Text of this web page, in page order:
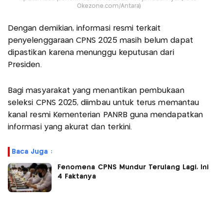
Okezone.com/Antara)
Dengan demikian, informasi resmi terkait
penyelenggaraan CPNS 2025 masih belum dapat
dipastikan karena menunggu keputusan dari
Presiden.
Bagi masyarakat yang menantikan pembukaan
seleksi CPNS 2025, diimbau untuk terus memantau
kanal resmi Kementerian PANRB guna mendapatkan
informasi yang akurat dan terkini.
Baca Juga :
Fenomena CPNS Mundur Terulang Lagi, Ini
4 Faktanya